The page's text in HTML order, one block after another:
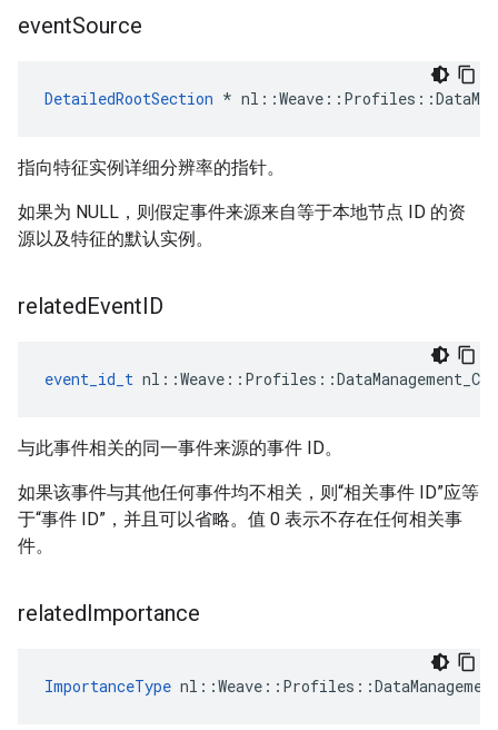
eventSource
DetailedRootSection *
指向特征实例详细分辨率的指针。
如果为 NULL，则假定事件来源来自等于本地节点 ID 的资
源以及特征的默认实例。
relatedEventID
event_id_t
与此事件相关的同一事件来源的事件 ID。
如果该事件与其他任何事件均不相关，则“相关事件 ID”应等
于“事件 ID”，并且可以省略。值 0 表示不存在任何相关事
件。
relatedImportance
ImportanceType